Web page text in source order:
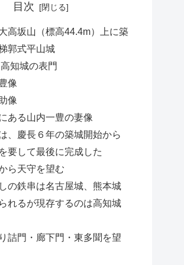
目次
高坂山（標高44.4m）上に築
郭式平山城
知城の表門
像
像
ある山内一豊の妻像
、慶長６年の築城開始から
要して最後に完成した
ら天守を望む
の鉄串は名古屋城、熊本城
れるが現存するのは高知城
詰門・廊下門・東多聞を望